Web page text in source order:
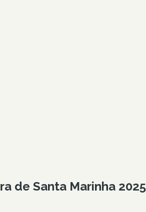
de Santa Marinha 2025